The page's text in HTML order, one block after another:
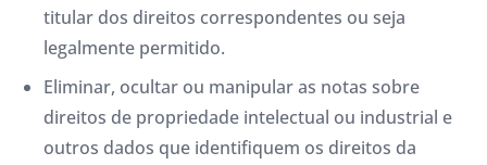
titular dos direitos correspondentes ou seja
legalmente permitido.
Eliminar, ocultar ou manipular as notas sobre
direitos de propriedade intelectual ou industrial e
outros dados que identifiquem os direitos da